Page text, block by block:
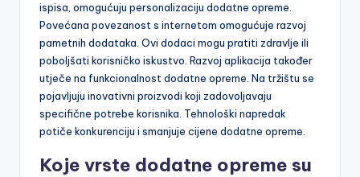
ispisa, omogućuju personalizaciju dodatne opreme.
Povećana povezanost s internetom omogućuje razvoj
pametnih dodataka. Ovi dodaci mogu pratiti zdravlje ili
poboljšati korisničko iskustvo. Razvoj aplikacija također
utječe na funkcionalnost dodatne opreme. Na tržištu se
pojavljuju inovativni proizvodi koji zadovoljavaju
specifične potrebe korisnika. Tehnološki napredak
potiče konkurenciju i smanjuje cijene dodatne opreme.
Koje vrste dodatne opreme su